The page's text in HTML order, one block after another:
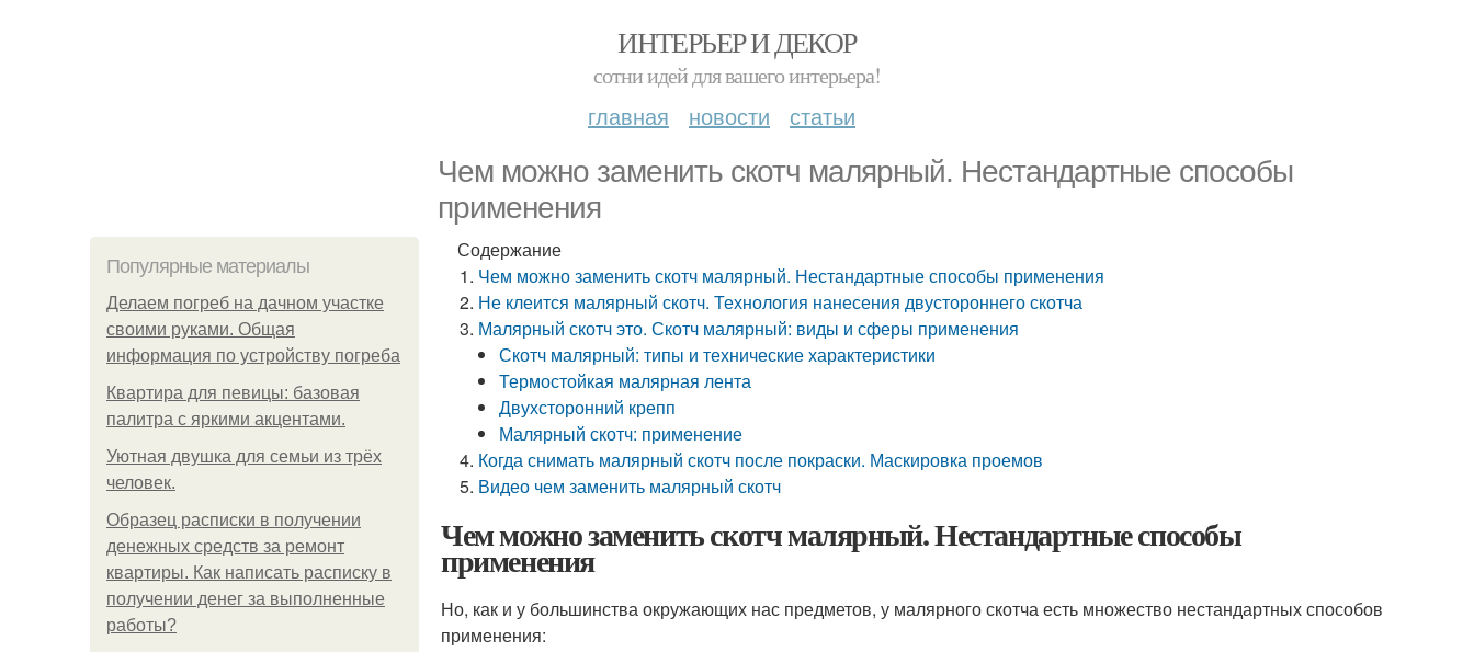
ИНТЕРЬЕР И ДЕКОР
сотни идей для вашего интерьера!
главная новости статьи
Чем можно заменить скотч малярный. Нестандартные способы
применения
Популярные материалы
Делаем погреб на дачном участке
своими руками. Общая
информация по устройству погреба
Квартира для певицы: базовая
палитра с яркими акцентами.
Уютная двушка для семьи из трёх
человек.
Образец расписки в получении
денежных средств за ремонт
квартиры. Как написать расписку в
получении денег за выполненные
работы?
Содержание
Чем можно заменить скотч малярный. Нестандартные способы применения
Не клеится малярный скотч. Технология нанесения двустороннего скотча
Малярный скотч это. Скотч малярный: виды и сферы применения
Скотч малярный: типы и технические характеристики
Термостойкая малярная лента
Двухсторонний крепп
Малярный скотч: применение
Когда снимать малярный скотч после покраски. Маскировка проемов
Видео чем заменить малярный скотч
Чем можно заменить скотч малярный. Нестандартные способы
применения
Но, как и у большинства окружающих нас предметов, у малярного скотча есть множество нестандартных способов
применения: